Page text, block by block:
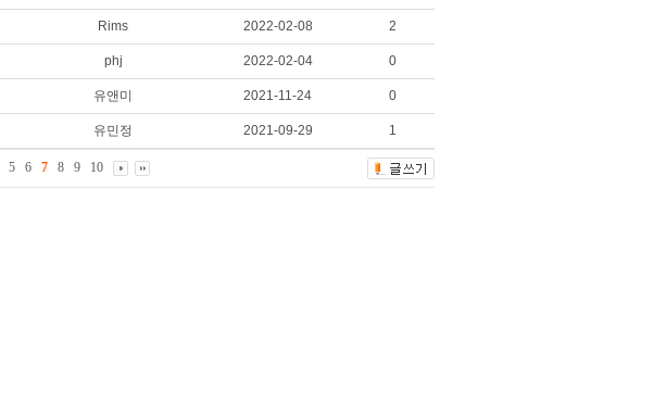
Rims 2022-02-08 2
phj 2022-02-04 0
유앤미 2021-11-24 0
유민정 2021-09-29 1
5 6 7 8 9 10